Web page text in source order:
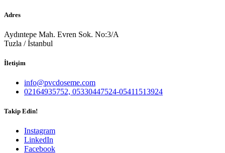
Adres
Aydıntepe Mah. Evren Sok. No:3/A
Tuzla / İstanbul
İletişim
info@pvcdoseme.com
02164935752, 05330447524-05411513924
Takip Edin!
Instagram
LinkedIn
Facebook